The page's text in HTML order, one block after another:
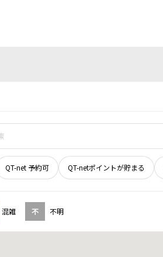
QT-net 予約可 QT-netポイントが貯まる
混雑 不 不明